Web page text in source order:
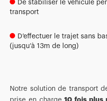
De stabiliser le véhicule
transport
D’effectuer le trajet sans
(jusqu’à 13m de long)
Notre solution de transport
10 fois plus